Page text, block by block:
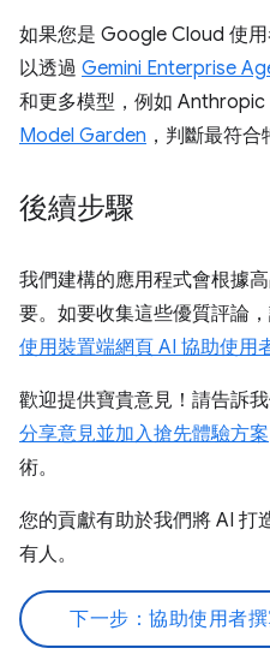
如果您是 Google Cloud 使
以透過 Gemini Enterprise
和更多模型，例如
Model Garden ，判斷最符合
後續步驟
我們建構的應用程式會根據
要。如要收集這些優質評論
使用裝置端網頁 AI 協助使用
歡迎提供寶貴意見！請告訴
分享意見並加入搶先體驗方案
術。
您的貢獻有助於我們將 AI 打
有人。
下一步：協助使用者